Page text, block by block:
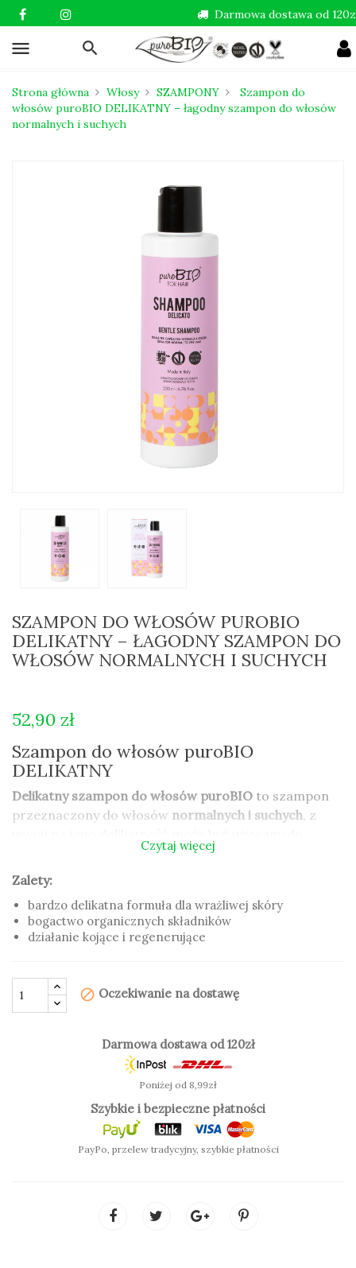
menu
Darmowa dostawa od
Strona główna Włosy SZAMPONY
Szampon do
włosów puroBIO DELIKATNY – łagodny szampon do włosów
normalnych i suchych
SZAMPON DO WŁOSÓW PUROBIO
DELIKATNY – ŁAGODNY SZAMPON DO
WŁOSÓW NORMALNYCH I SUCHYCH
52,90 zł
Szampon do włosów puroBIO
DELIKATNY
Delikatny szampon do włosów puroBIO to szampon
przeznaczony do włosów normalnych i suchych, z
częstego mycia włosów.
Formuła szamponu jest
opracowana, aby nie oddziaływać agresywnie na
skórę głowy. Szampon wykazuje właściwości
zmiękczające włosy iułatwiające ich rozczesywanie
passiflory
powierzchnię. Szampon do włosów suchych zawiera
włosom połysk oraz działają zmiękczająco.
bardzo delikatna formuła dla wrażliwej skóry
bogactwo organicznych składników
działanie kojące i regenerujące
Czytaj więcej
Zalety:
bardzo delikatna formuła dla wrażliwej skóry
bogactwo organicznych składników
działanie kojące i regenerujące
block Oczekiwanie na dostawę
Darmowa dostawa od 120zł
Poniżej od 8,99zł
Szybkie i bezpieczne płatności
PayPo, przelew tradycyjny, szybkie płatności